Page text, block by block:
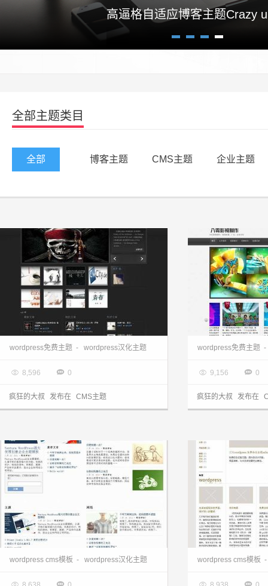
高逼格自适应博客主题Crazy
全部主题类目
全部 博客主题 CMS主题 企业主题
wordpress主题:黑色绚丽ePhoto主题
wordpress免费主题 - wordpress汉化主题
 8,596  0
疯狂的大叔 发布在 CMS主题
wordpress模板:
wordpress免费主题 -
 9,156  0
疯狂的大叔 发布在
wordpress cms主题:经典brink汉化主题
wordpress cms模板 - wordpress汉化主题
 
wordpress下载
wordpress cms模板 -
 